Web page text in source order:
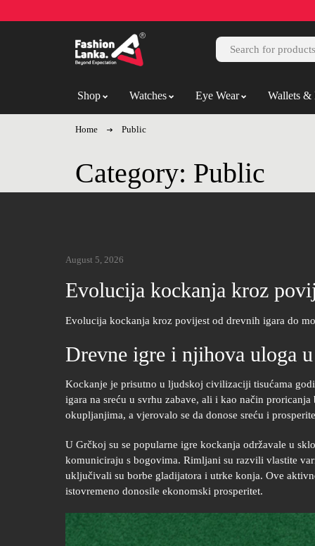
Shop Watches Eye Wear Wallets &
Category: Public
Home Public
August 5, 2026
Evolucija kockanja kroz
Evolucija kockanja kroz povijest od drevnih igara do
Drevne igre i njihova uloga
Kockanje je prisutno u ljudskoj civilizaciji tisućama
igara na sreću u svrhu zabave, ali i kao način
okupljanjima, a vjerovalo se da donose sreću i
U Grčkoj su se popularne igre kockanja održavale u
komuniciraju s bogovima. Rimljani su razvili vlastite
uključivali su borbe gladijatora i utrke konja. Ove
istovremeno donosile ekonomski prosperitet.